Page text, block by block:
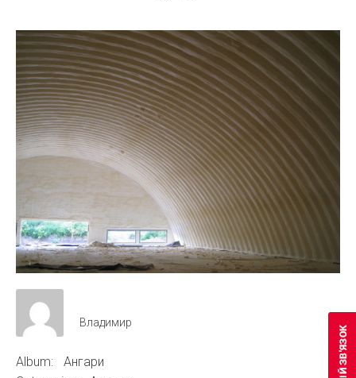
Владимир
Album:
Ангари